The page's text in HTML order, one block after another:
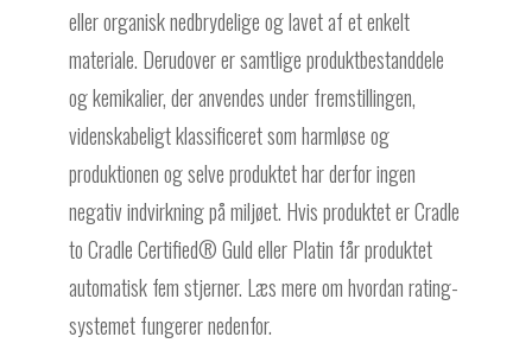
eller organisk nedbrydelige og lavet af et enkelt
materiale. Derudover er samtlige produktbestanddele
og kemikalier, der anvendes under fremstillingen,
videnskabeligt klassificeret som harmløse og
produktionen og selve produktet har derfor ingen
negativ indvirkning på miljøet. Hvis produktet er Cradle
to Cradle Certified® Guld eller Platin får produktet
automatisk fem stjerner. Læs mere om hvordan rating-
systemet fungerer nedenfor.